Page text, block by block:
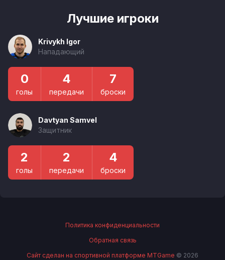
Лучшие игроки
Krivykh Igor
Нападающий
0
голы
4
передачи
7
броски
Davtyan Samvel
Защитник
2
голы
2
передачи
4
броски
Политика конфиденциальности
Обратная связь
Сайт сделан на спортивной платформе MTGame © 2026